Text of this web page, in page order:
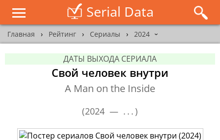
Serial Data
Главная › Рейтинг › Сериалы › 2024 ›
ДАТЫ ВЫХОДА СЕРИАЛА
Свой человек внутри
A Man on the Inside
(2024 — ...)